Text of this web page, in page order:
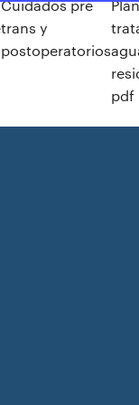
Cuidados pre
trans y
postoperatorios
pdf